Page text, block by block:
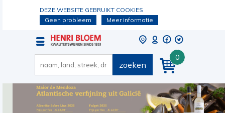
DEZE WEBSITE GEBRUIKT COOKIES
Geen probleem
Meer informatie
0
zoeken